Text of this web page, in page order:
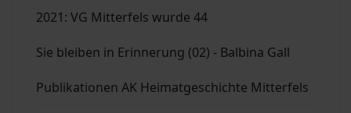
2021: VG Mitterfels wurde 44
Sie bleiben in Erinnerung (02) - Balbina Gall
Publikationen AK Heimatgeschichte Mitterfels